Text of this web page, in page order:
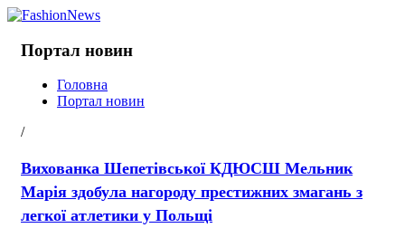
Портал новин
Головна
Портал новин
/
Вихованка Шепетівської КДЮСШ Мельник
Марія здобула нагороду престижних змагань з
легкої атлетики у Польщі